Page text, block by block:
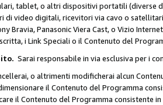
tablet, o altri dispositivi portatili (diverse
di video digitali, ricevitori via cavo o
Bravia, Panasonic Viera Cast, o Vizio
i Link Speciali o il Contenuto del
Sarai responsabile in via esclusiva per i
o altrimenti modificherai alcun
il Contenuto del Programma
il Contenuto del Programma consistente